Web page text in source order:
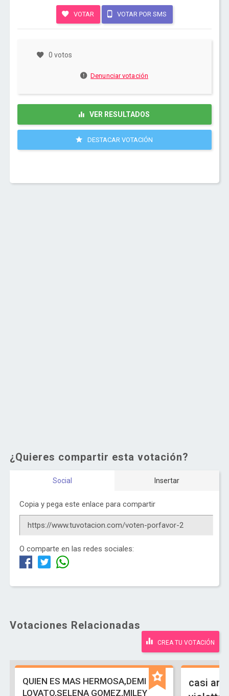
VOTAR VOTAR POR SMS
0 votos
Denunciar votación
VER RESULTADOS
DESTACAR VOTACIÓN
¿Quieres compartir esta votación?
Social Insertar
Copia y pega este enlace para compartir
O comparte en las redes sociales:
Votaciones Relacionadas
CREA TU VOTACIÓN
QUIEN ES MAS HERMOSA,DEMI
LOVATO,SELENA GOMEZ,MILEY
casi